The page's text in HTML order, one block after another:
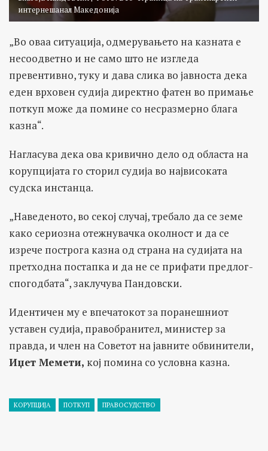
интернешанал Македонија
„Во оваа ситуација, одмерувањето на казната е
несоодветно и не само што не изгледа
превентивно, туку и дава слика во јавноста дека
еден врховен судија директно фатен во примање
поткуп може да помине со несразмерно блага
казна“.
Нагласува дека oва кривично дело од областа на
корупцијата го сторил судија во највисоката
судска инстанца.
„Наведеното, во секој случај, требало да се земе
како сериозна отежнувачка околност и да се
изрече построга казна од страна на судијата на
претходна постапка и да не се прифати предлог-
спогодбата“, заклучува Пандовски.
Идентичен му е впечатокот за поранешниот
уставен судија, правобранител, министер за
правда, и член на Советот на јавните обвинители,
Иџет Мемети, кој помина со условна казна.
КОРУПЦИЈА ПОТКУП ПРАВОСУДСТВО